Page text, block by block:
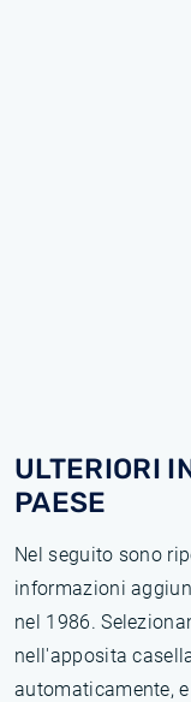
ULTERIORI
PAESE
Nel seguito sono
informazioni
nel 1986.
nell'apposita
automaticamente,